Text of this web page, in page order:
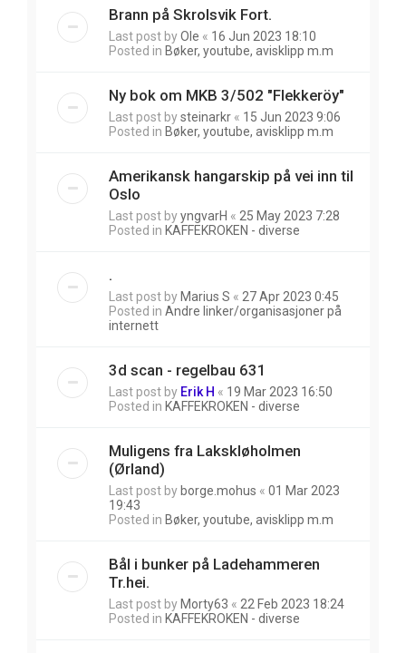
Brann på Skrolsvik Fort.
Last post byOle « 16 Jun 2023 18:10
Posted in Bøker, youtube, avisklipp m.m
Ny bok om MKB 3/502 "Flekkeröy"
Last post bysteinarkr « 15 Jun 2023 9:06
Posted in Bøker, youtube, avisklipp m.m
Amerikansk hangarskip på vei inn til
Oslo
Last post byyngvarH « 25 May 2023 7:28
Posted in KAFFEKROKEN - diverse
.
Last post by Marius S « 27 Apr 2023 0:45
Posted in Andre linker/organisasjoner på
internett
3d scan - regelbau 631
Last post by Erik H « 19 Mar 2023 16:50
Posted in KAFFEKROKEN - diverse
Muligens fra Lakskløholmen
(Ørland)
Last post by borge.mohus « 01 Mar 2023
19:43
Posted in Bøker, youtube, avisklipp m.m
Bål i bunker på Ladehammeren
Tr.hei.
Last post by Morty63 « 22 Feb 2023 18:24
Posted in KAFFEKROKEN - diverse